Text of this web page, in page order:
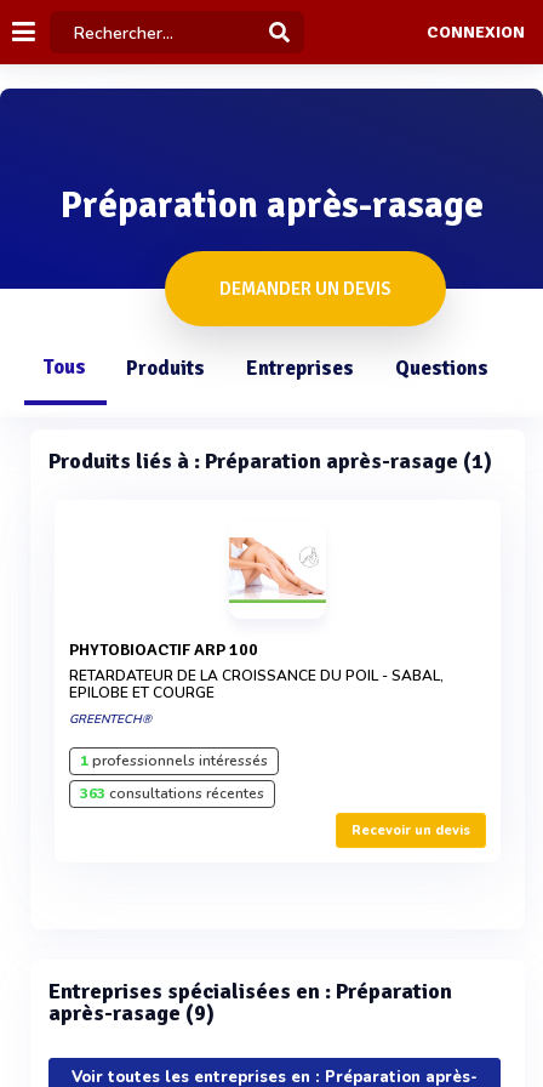
CONNEXION
Préparation après-rasage
DEMANDER UN DEVIS
Tous Produits Entreprises Questions
Produits liés à : Préparation après-rasage (1)
PHYTOBIOACTIF ARP 100
RETARDATEUR DE LA CROISSANCE DU POIL - SABAL,
EPILOBE ET COURGE
GREENTECH®
1professionnels intéressés
363 consultations récentes
Recevoir un devis
Entreprises spécialisées en : Préparation
après-rasage (9)
Voir toutes les entreprises en : Préparation après-